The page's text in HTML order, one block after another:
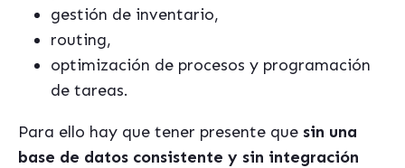
gestión de inventario,
routing,
optimización de procesos y programación
de tareas.
Para ello hay que tener presente que sin una
base de datos consistente y sin integración